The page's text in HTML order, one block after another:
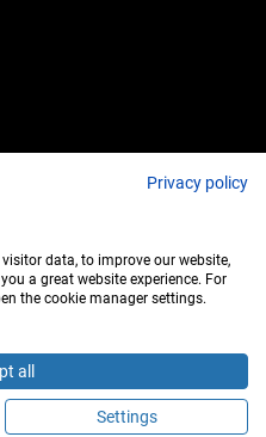
Termin
Privacy policy
data, to improve our website,
a great website experience. For
the cookie manager settings.
all
Settings